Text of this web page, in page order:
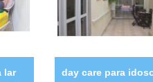
lar
day care para